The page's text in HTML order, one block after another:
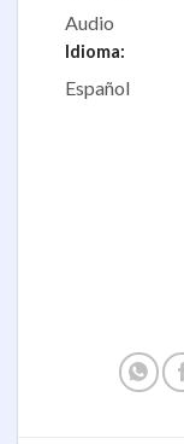
Audio
Idioma:
Español